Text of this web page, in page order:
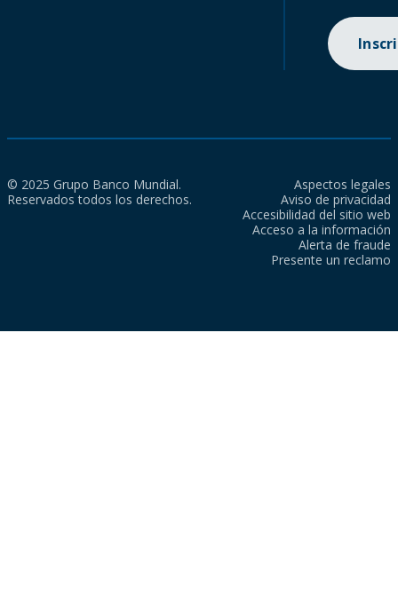
© 2025 Grupo Banco Mundial.
Reservados todos los derechos.
Aspectos legales
Aviso de privacidad
Accesibilidad del sitio web
Acceso a la información
Alerta de fraude
Presente un reclamo